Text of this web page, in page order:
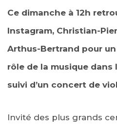
Ce dimanche à 12h
Instagram, Christian-
Arthus-Bertrand pour
rôle de la musique
suivi d’un concert de
Invité des plus grands